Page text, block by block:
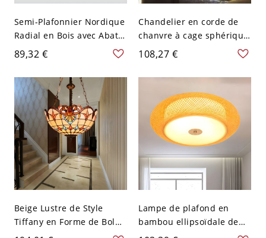
Semi-Plafonnier Nordique
Radial en Bois avec Abat-
Jour Rond en Acrylique
Montage Semi-Encastré
pour Salon - 110 V-120 V 3
Jaune
89,32 €
Chandelier en corde de
chanvre à cage sphérique
industriel à 3 têtes avec
design de bougie en beige
pour salle à manger
108,27 €
Beige Lustre de Style
Tiffany en Forme de Bol
vers le Haut en Vitrail à 3
Lampe de plafond en
bambou ellipsoïdale de
style asiatique avec